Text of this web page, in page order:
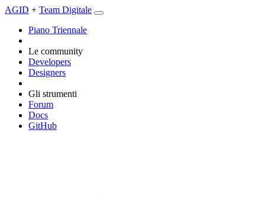
AGID + Team Digitale
Piano Triennale
Le community
Developers
Designers
Gli strumenti
Forum
Docs
GitHub